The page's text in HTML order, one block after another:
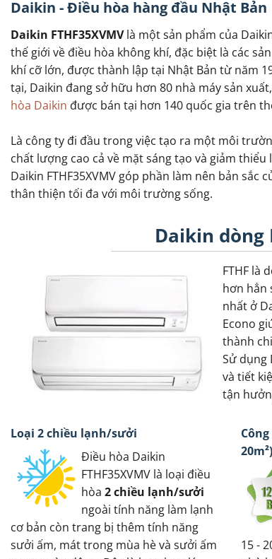
Daikin - Điều hòa hàng đầu Nhật Bản
Daikin FTHF35XVMVlà một sản phẩm của
thế giới về điều hòa không khí, đặc biệt là các
khí cỡ lớn, được thành lập tại Nhật Bản từ năm
tại, Daikin đang sở hữu hơn 80 nhà máy sản
hòa Daikin được bán tại hơn 140 quốc gia trên
Là công ty đi đầu trong việc tạo ra một môi
chất lượng cao cả về mặt sáng tạo và giảm
Daikin FTHF35XVMV góp phần làm nên bản
thân thiện tối đa với môi trường sống.
Daikin dòng
FTHF là
hơn hẳn
nhất ở
Econo
thành
Sử dụng
và tiết
tận
Loại 2 chiều lạnh/sưởi
Điều hòa Daikin
FTHF35XVMV là loại điều
hòa 2 chiều lạnh/sưởi
ngoài tính năng làm lạnh
cơ bản còn trang bị thêm tính năng
sưởi ấm, mát trong mùa hè và sưởi ấm
20m²)
15 -